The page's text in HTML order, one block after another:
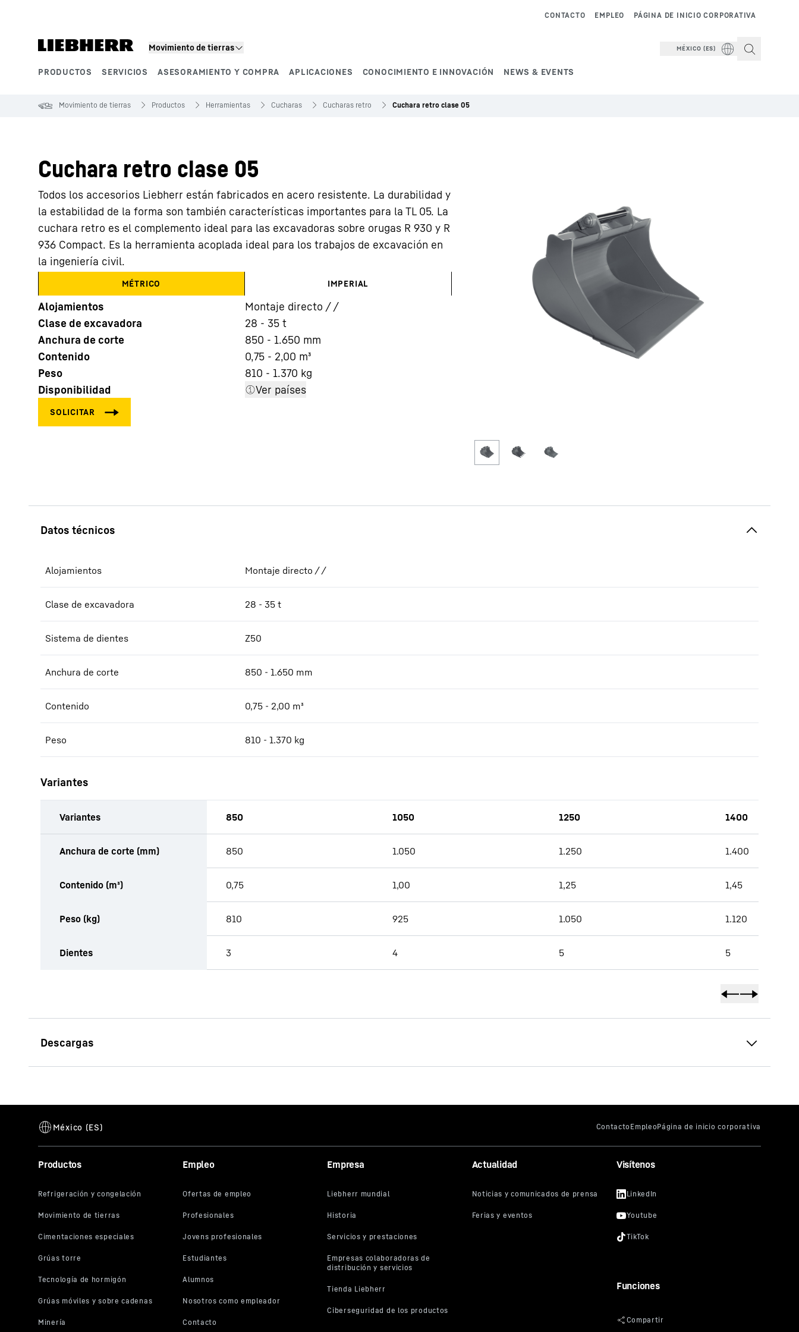
Movimiento de tierras
PRODUCTOS SERVICIOS ASESORAMIENTO Y COMPRA APLICACIONES CONOCIMIENTO E INNOVACIÓN NEWS & EVENTS
PÁGINA DE INICIO CORPORATIVA
EMPLEO
CONTACTO
MÉXICO (ES)
Más información acerca de la sociedad
Movimiento de tierras Productos Herramientas Cucharas Cucharas retro Cuchara retro clase 05
Cuchara retro clase 05
Todos los accesorios Liebherr están fabricados en acero resistente. La durabilidad y
la estabilidad de la forma son también características importantes para la TL 05. La
cuchara retro es el complemento ideal para las excavadoras sobre orugas R 930 y R
936 Compact. Es la herramienta acoplada ideal para los trabajos de excavación en
la ingeniería civil.
MÉTRICO IMPERIAL
Alojamientos
Montaje directo / /
Clase de excavadora
28 - 35 t
Anchura de corte
850 - 1.650 mm
Contenido
0,75 - 2,00 m³
Peso
810 - 1.370 kg
Disponibilidad
Ver países
Alojamientos Montaje directo / /
Clase de excavadora 28 - 35 t
Sistema de dientes Z50
Anchura de corte 850 - 1.650 mm
Contenido 0,75 - 2,00 m³
Peso 810 - 1.370 kg
Variantes
Variantes 850 1050 1250 1400
Anchura de corte (mm) 850 1.050 1.250 1.400
Contenido (m³) 0,75 1,00 1,25 1,45
Peso (kg) 810 925 1.050 1.120
Dientes 3 4 5 5
Systems
Productos Empleo Empresa Actualidad Visítenos
Funciones